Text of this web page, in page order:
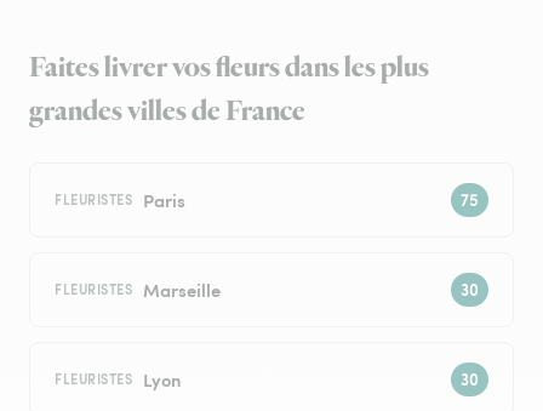
Faites livrer vos fleurs dans les plus
grandes villes de France
FLEURISTES Paris
FLEURISTES Marseille
FLEURISTES Lyon